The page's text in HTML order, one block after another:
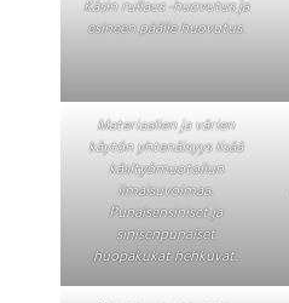
Käsin rullaus -huovutus ja
esineen päälle huovutus.
Materiaalien ja värien
käytön yhtenäisyys lisää
käsityömuotoilun
ilmaisuvoimaa.
Punaisensiniset ja
sinisenpunaiset
huopakukat hehkuvat.